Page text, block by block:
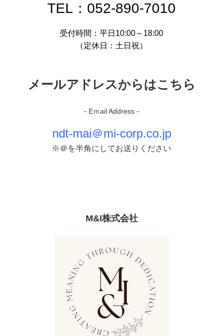
TEL：052-890-7010
受付時間：平日10:00～18:00
（定休日：土日祝）
メールアドレスからはこちら
－Eｍail Address－
ndt-mai＠mi-corp.co.jp
※＠を半角にしてお送りください
M&I株式会社